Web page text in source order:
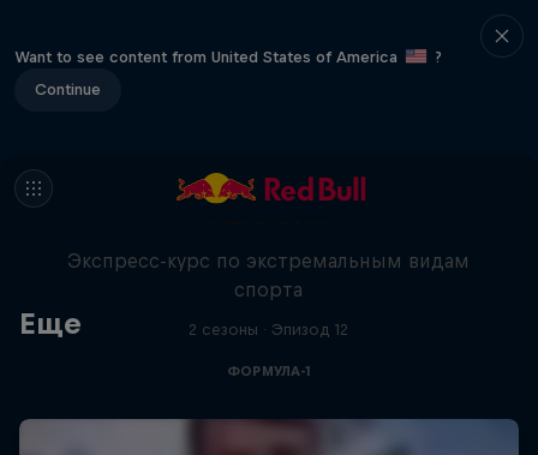
Want to see content from United States of America
?
Continue
Еще
ABC of…
Экспресс-курс по экстремальным видам
спорта
2 сезоны · Эпизод 12
ФОРМУЛА-1